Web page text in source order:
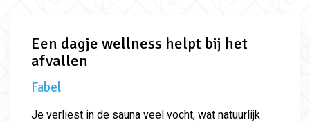
Een dagje wellness helpt bij het
afvallen
Fabel
Je verliest in de sauna veel vocht, wat natuurlijk